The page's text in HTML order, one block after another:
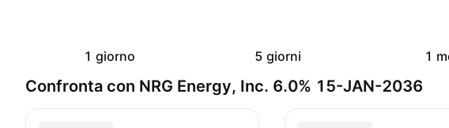
1 giorno 5 giorni 1
Confronta con NRG Energy, Inc. 6.0% 15-JAN-2036